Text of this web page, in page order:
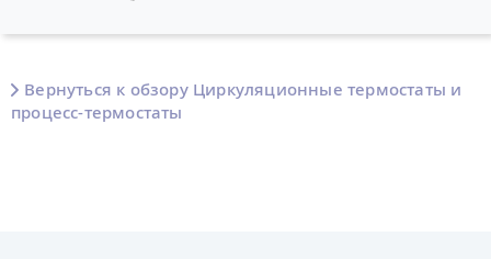
Вернуться к обзору Циркуляционные термостаты и
процесс-термостаты